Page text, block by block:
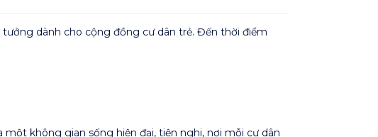
dành cho cộng đồng cư dân trẻ. Đến thời điểm
không gian sống hiện đại, tiện nghi, nơi mỗi cư dân